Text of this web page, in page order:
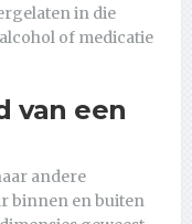
in die
of medicatie
van een
andere
binnen en buiten